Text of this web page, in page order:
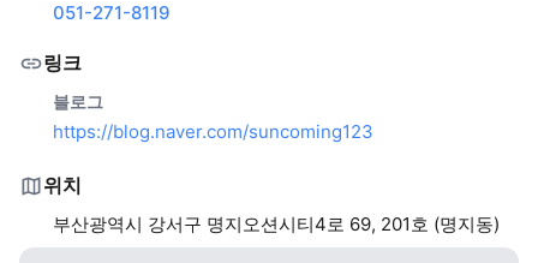
051-271-8119
링크
블로그
https://blog.naver.com/suncoming123
위치
부산광역시 강서구 명지오션시티4로 69, 201호 (명지동)